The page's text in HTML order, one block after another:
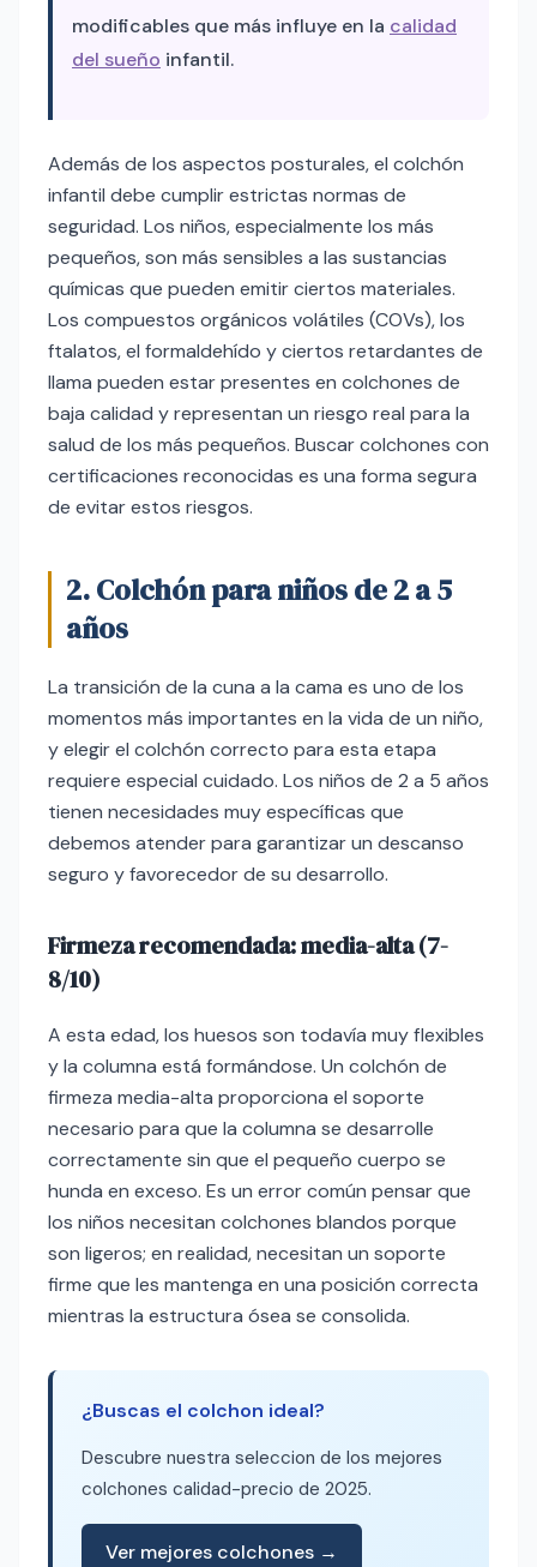
modificables que más influye en la calidad
del sueño infantil.
Además de los aspectos posturales, el colchón
infantil debe cumplir estrictas normas de
seguridad. Los niños, especialmente los más
pequeños, son más sensibles a las sustancias
químicas que pueden emitir ciertos materiales.
Los compuestos orgánicos volátiles (COVs), los
ftalatos, el formaldehído y ciertos retardantes de
llama pueden estar presentes en colchones de
baja calidad y representan un riesgo real para la
salud de los más pequeños. Buscar colchones con
certificaciones reconocidas es una forma segura
de evitar estos riesgos.
2. Colchón para niños de 2 a 5
años
La transición de la cuna a la cama es uno de los
momentos más importantes en la vida de un niño,
y elegir el colchón correcto para esta etapa
requiere especial cuidado. Los niños de 2 a 5 años
tienen necesidades muy específicas que
debemos atender para garantizar un descanso
seguro y favorecedor de su desarrollo.
Firmeza recomendada: media-alta (7-
8/10)
A esta edad, los huesos son todavía muy flexibles
y la columna está formándose. Un colchón de
firmeza media-alta proporciona el soporte
necesario para que la columna se desarrolle
correctamente sin que el pequeño cuerpo se
hunda en exceso. Es un error común pensar que
los niños necesitan colchones blandos porque
son ligeros; en realidad, necesitan un soporte
firme que les mantenga en una posición correcta
mientras la estructura ósea se consolida.
¿Buscas el colchon ideal?
Descubre nuestra seleccion de los mejores
colchones calidad-precio de 2025.
Ver mejores colchones →